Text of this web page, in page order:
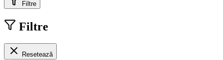
Filtre
Filtre
Resetează